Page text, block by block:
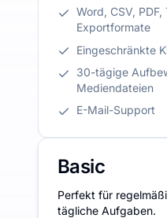
Word, CSV,
Exportformate
Eingeschränkte
30-tägige
Mediendateien
E-Mail-Support
Basic
Perfekt für
tägliche Aufgaben.